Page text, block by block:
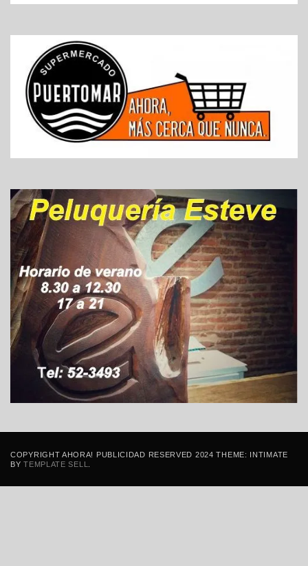
COPYRIGHT AHORA! PUBLICIDAD RESERVED 2024 THEME: INTIMATE
BYTEMPLATE SELL